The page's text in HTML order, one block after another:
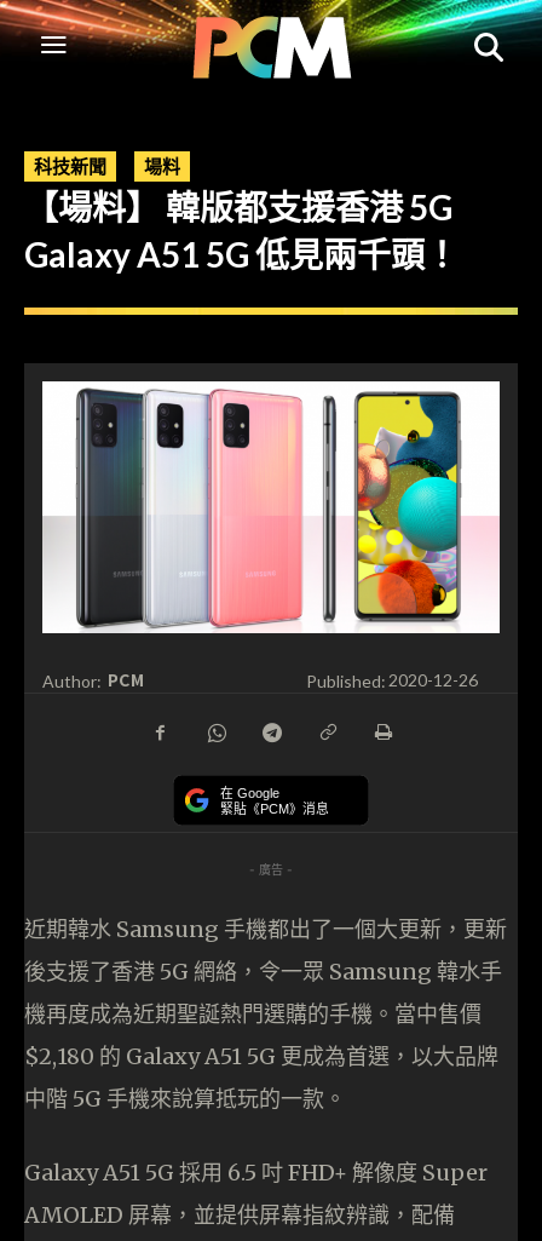
科技新聞 場料
【場料】 韓版都支援香港 5G
Galaxy A51 5G 低見兩千頭！
Author: PCM Published:2020-12-26
在 Google
緊貼《PCM》消息
- 廣告 -
近期韓水 Samsung 手機都出了一個大更新，更新
後支援了香港 5G 網絡，令一眾 Samsung 韓水手
機再度成為近期聖誕熱門選購的手機。當中售價
$2,180 的 Galaxy A51 5G 更成為首選，以大品牌
中階 5G 手機來說算抵玩的一款。
Galaxy A51 5G 採用 6.5 吋 FHD+ 解像度 Super
AMOLED 屏幕，並提供屏幕指紋辨識，配備